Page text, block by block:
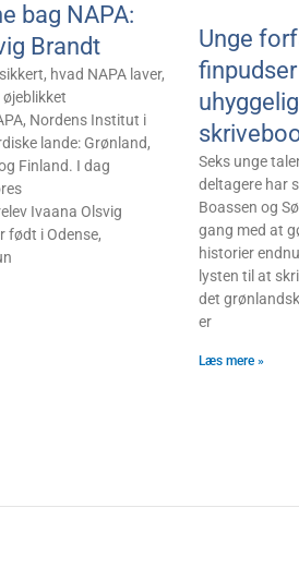
bag NAPA:
Brandt
hvad NAPA laver,
øjeblikket
Nordens Institut i
lande: Grønland,
Finland. I dag
Ivaana Olsvig
født i Odense,
Unge
Seks unge
deltagere har
Boassen og
gang med at
historier
lysten til at
det
er
Læs mere »